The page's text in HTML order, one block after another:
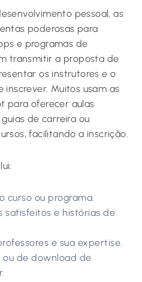
pessoal, as
poderosas para
e programas de
transmitir a proposta de
os instrutores e o
inscrever. Muitos usam as
para oferecer aulas
de carreira ou
facilitando a inscrição.
curso ou programa.
satisfeitos e histórias de
e sua expertise.
ou de download de